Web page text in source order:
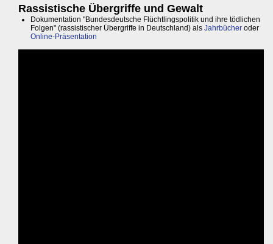
Rassistische Übergriffe und Gewalt
Dokumentation "Bundesdeutsche Flüchtlingspolitik und ihre tödlichen
Folgen" (rassistischer Übergriffe in Deutschland) als Jahrbücher oder
Online-Präsentation